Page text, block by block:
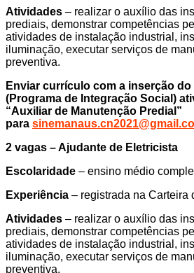
Atividades – realizar o auxílio das
prediais, demonstrar competências
atividades de instalação industrial,
iluminação, executar serviços de
preventiva.
Enviar currículo com a inserção do
(Programa de Integração Social)
“Auxiliar de Manutenção Predial”
para
2 vagas – Ajudante de Eletricista
Escolaridade – ensino médio
Experiência – registrada na Carteira
Atividades – realizar o auxílio das
prediais, demonstrar competências
atividades de instalação industrial,
iluminação, executar serviços de
preventiva.